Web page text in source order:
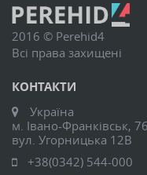
2016 © Perehid4
Всі права захищені
КОНТАКТИ
Україна
м. Івано-Франківськ,
вул. Угорницька 12В
+38(0342) 544-000